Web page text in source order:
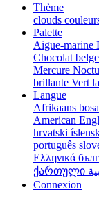
Thème
clouds
Palette
Aigue-marine
Chocolat belge
Mercure
brillante Vert
Langue
Afrikaans
American
hrvatski
português
Ελληνικά
ქართული
Connexion